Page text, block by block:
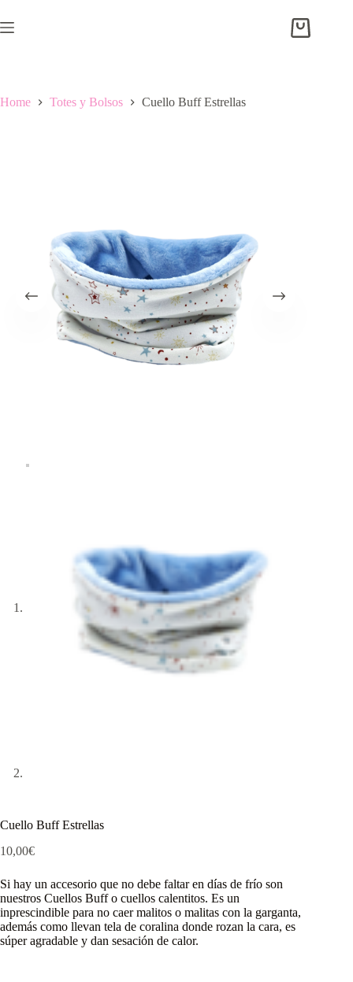
to
content
Shopping
Home Totes y Bolsos Cuello Buff Estrellas
Cuello Buff Estrellas
10,00€
Si hay un accesorio que no debe faltar en días de frío son
nuestros Cuellos Buff o cuellos calentitos. Es un
inprescindible para no caer malitos o malitas con la garganta,
además como llevan tela de coralina donde rozan la cara, es
súper agradable y dan sesación de calor.